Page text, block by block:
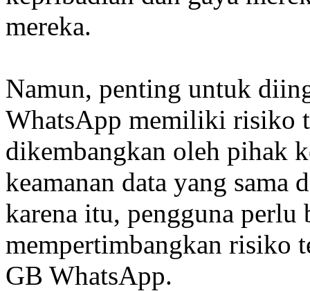
mereka.
Namun, penting untuk
WhatsApp memiliki risiko
dikembangkan oleh pihak
keamanan data yang sama
karena itu, pengguna perlu
mempertimbangkan risiko
GB WhatsApp.